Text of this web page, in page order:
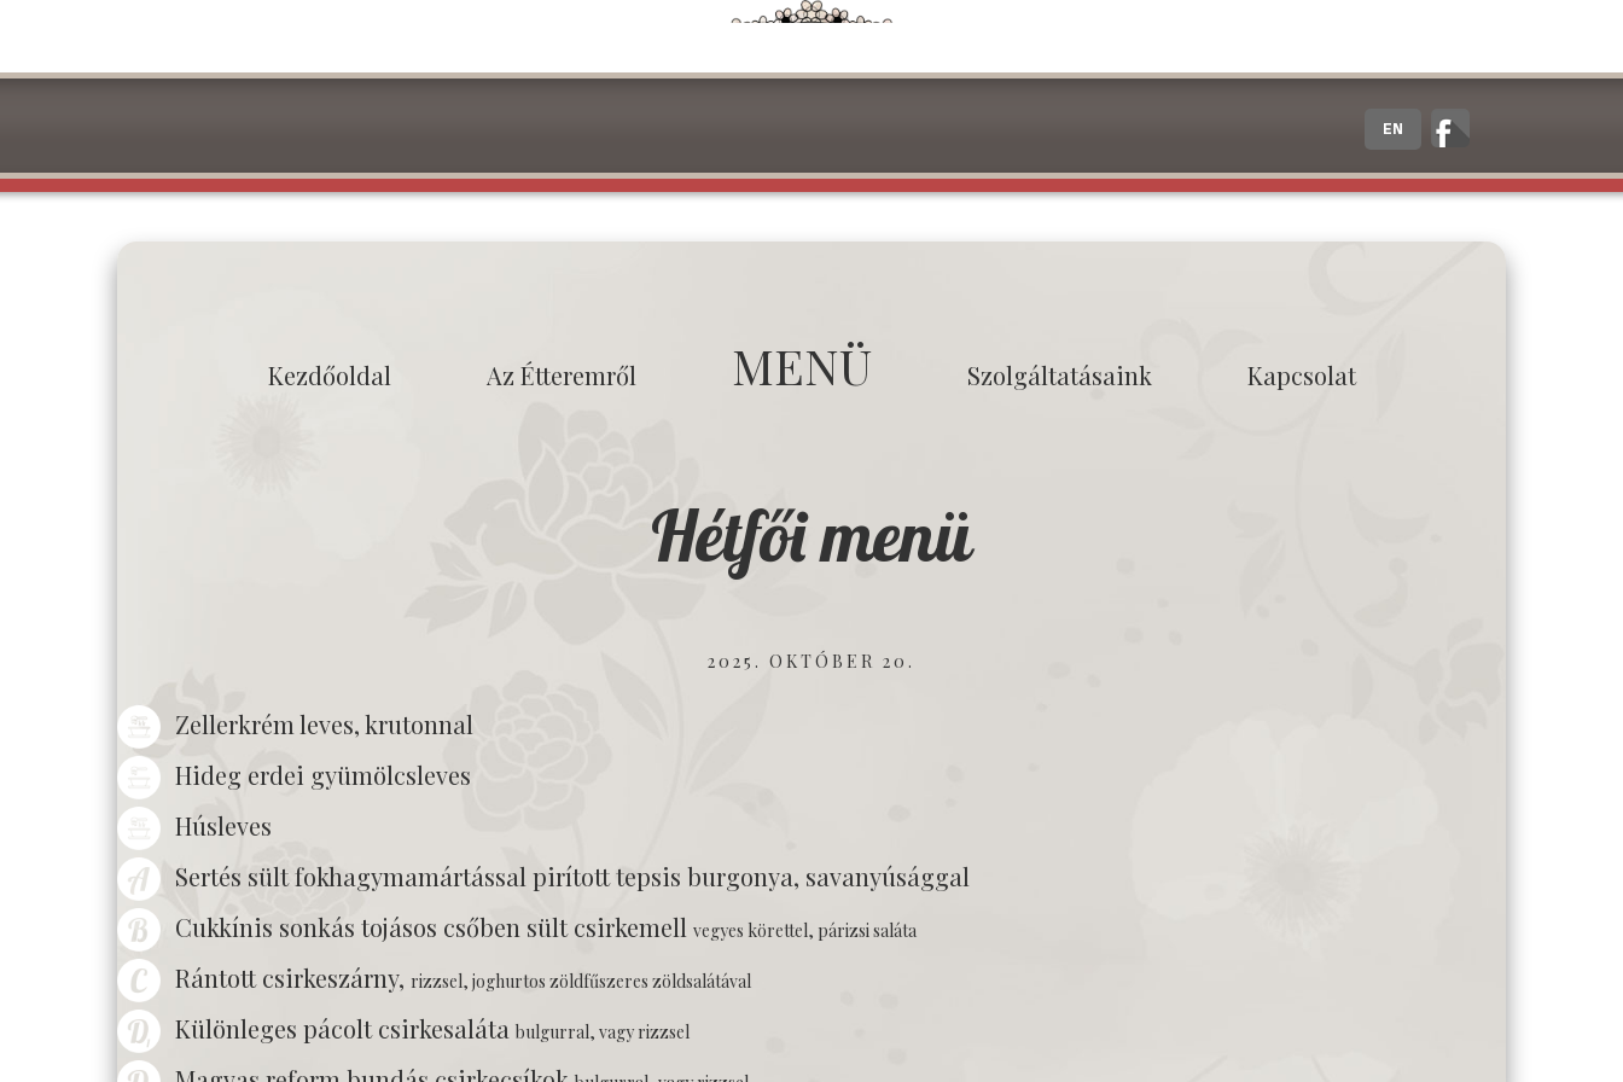
EN
Kezdőoldal Az Étteremről MENÜ Szolgáltatásaink Kapcsolat
Hétfői menü
2025. OKTÓBER 20.
Zellerkrém leves, krutonnal
Hideg erdei gyümölcsleves
Húsleves
Sertés sült fokhagymamártással pirított tepsis burgonya, savanyúsággal
Cukkínis sonkás tojásos csőben sült csirkemell vegyes körettel, párizsi saláta
Rántott csirkeszárny, rizzsel, joghurtos zöldfűszeres zöldsalátával
Különleges pácolt csirkesaláta bulgurral, vagy rizzsel